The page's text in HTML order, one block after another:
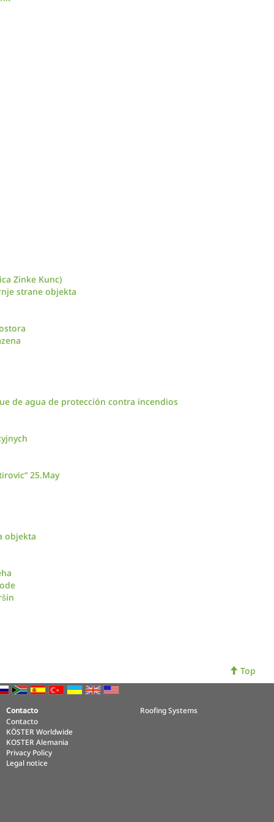
Zinke Kunc)
strane objekta
de agua de protección contra incendios
25.May
objekta
Top
Contacto
Contacto
KÖSTER Worldwide
KOSTER Alemania
Privacy Policy
Legal notice
Roofing Systems